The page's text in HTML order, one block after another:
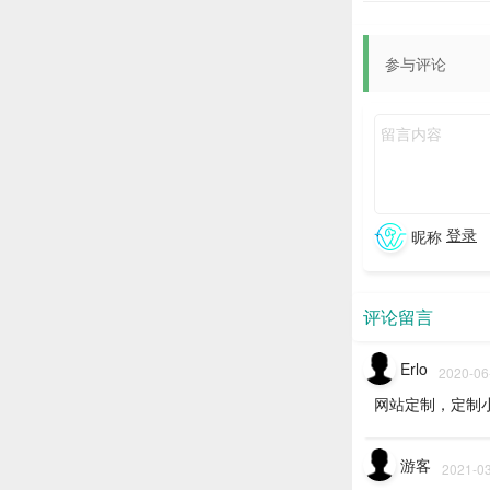
参与评论
昵称 登录
评论留言
Erlo 2020-
网站定制，定制
游客 2021-